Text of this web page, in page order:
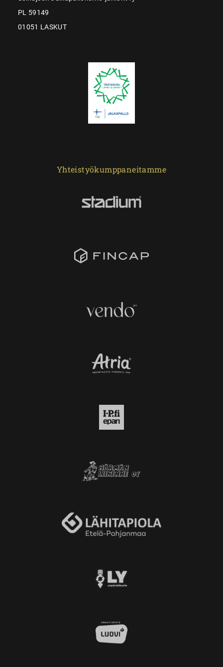
PL 59149
01051 LASKUT
Yhteistyökumppaneitamme